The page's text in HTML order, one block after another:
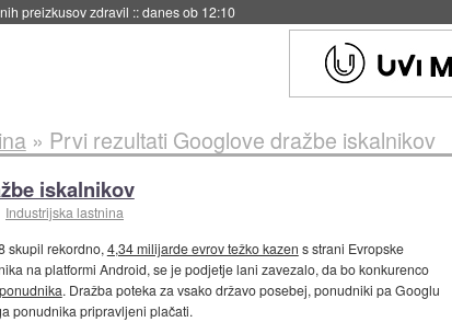
za naslednji dve leti::danes ob 11:37
» Prvi rezultati Googlove dražbe iskalnikov
iskalnikov
Industrijska lastnina
skupil rekordno, 4,34 milijarde evrov težko kazen s strani Evropske
na platformi Android, se je podjetje lani zavezalo, da bo konkurenco
. Dražba poteka za vsako državo posebej, ponudniki pa Googlu
ponudnika pripravljeni plačati.